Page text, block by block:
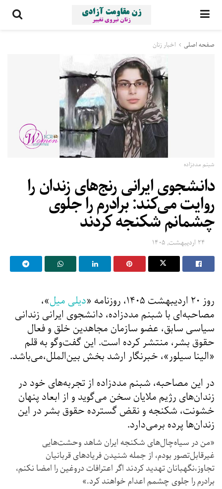
صفحه اصلی اخبار زنان
شبنم مددزاده
دانشجوی ایرانی رنج‌های زندان را
روایت می‌کند: برادرم را جلوی
چشمانم شکنجه کردند
۲۴ اردیبهشت, ۱۴۰۵
روز ۲۰ اردیبهشت ۱۴۰۵، روزنامه « دیلی میل»،
مصاحبه‌ای با شبنم مددزاده، دانشجوی ایرانی زندانی
سیاسی سابق، عضو سازمان مجاهدین خلق و فعال
حقوق بشر، منتشر کرده است. این گفت‌وگو به قلم
«الینا سیلور»، خبرنگار ارشد بخش بین‌الملل،می‌باشد.
در این مصاحبه، شبنم مددزاده از تجربه‌های خود در
زندان‌های رژیم ملایان سخن می‌گوید و از ابعاد پنهان
خشونت، شکنجه و نقض گسترده حقوق بشر در این
زندان‌ها پرده برمی‌دارد.
«من در سیاه‌چال‌های شکنجه ایران شاهد وحشت‌هایی
غیرقابل‌تصور بودم، از جمله شنیدن فریادهای قربانیان
تجاوز،نگهبانان تهدید کردند اگر اعترافات دروغین را امضا نکنم،
برادرم را جلوی چشمم اعدام خواهند کرد.»